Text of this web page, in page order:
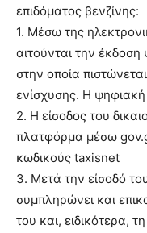
επιδόματος βενζίνης:
1. Μέσω της
αιτούνται την
στην οποία
ενίσχυσης. Η
2. Η είσοδος του
πλατφόρμα μέσω
κωδικούς taxisnet
3. Μετά την είσοδό
συμπληρώνει και
του και, ειδικότερα,